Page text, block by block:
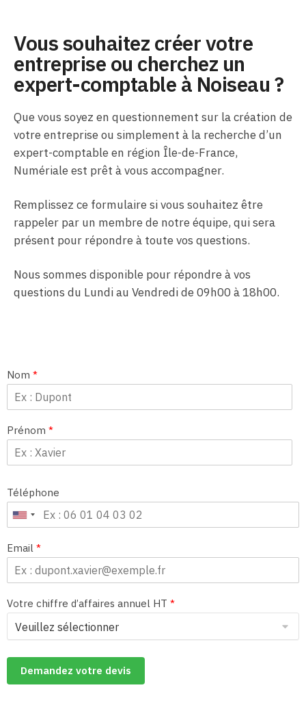
Vous souhaitez créer votre
entreprise ou cherchez un
expert-comptable à Noiseau ?
Que vous soyez en questionnement sur la création de
votre entreprise ou simplement à la recherche d’un
expert-comptable en région Île-de-France,
Numériale est prêt à vous accompagner.
Remplissez ce formulaire si vous souhaitez être
rappeler par un membre de notre équipe, qui sera
présent pour répondre à toute vos questions.
Nous sommes disponible pour répondre à vos
questions du Lundi au Vendredi de 09h00 à 18h00.
Nom *
Prénom *
Téléphone
Email *
Votre chiffre d’affaires annuel HT *
Demandez votre devis